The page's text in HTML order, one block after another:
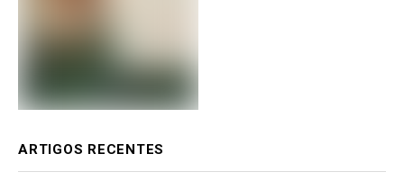
ARTIGOS RECENTES